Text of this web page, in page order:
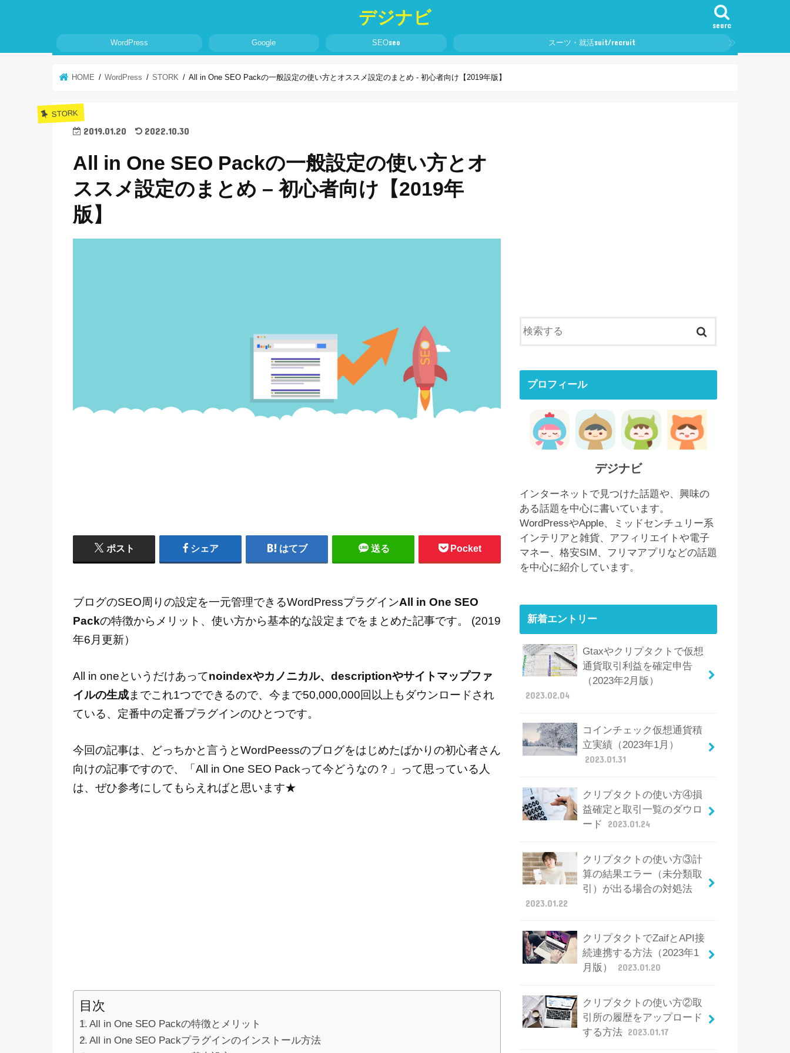
デジナビ
searc
h
WordPress Google SEOseo スーツ・就活suit/recruit
HOME WordPress STORK All in One SEO Packの一般設定の使い方とオススメ設定のまとめ - 初心者向け【2019年版】
STORK
2019.01.20 2022.10.30
All in One SEO Packの一般設定の使い方とオ
ススメ設定のまとめ – 初心者向け【2019年
版】
ポスト シェア はてブ 送る Pocket
ブログのSEO周りの設定を一元管理できるWordPressプラグインAll in One SEO
Packの特徴からメリット、使い方から基本的な設定までをまとめた記事です。 (2019
年6月更新）
All in oneというだけあってnoindexやカノニカル、descriptionやサイトマップファ
イルの生成までこれ1つでできるので、今まで50,000,000回以上もダウンロードされ
ている、定番中の定番プラグインのひとつです。
今回の記事は、どっちかと言うとWordPeessのブログをはじめたばかりの初心者さん
向けの記事ですので、「All in One SEO Packって今どうなの？」って思っている人
は、ぜひ参考にしてもらえればと思います★
目次
All in One SEO Packの特徴とメリット
All in One SEO Packプラグインのインストール方法
プロフィール
デジナビ
インターネットで見つけた話題や、興味の
ある話題を中心に書いています。
WordPressやApple、ミッドセンチュリー系
インテリアと雑貨、アフィリエイトや電子
マネー、格安SIM、フリマアプリなどの話題
を中心に紹介しています。
新着エントリー
Gtaxやクリプタクトで仮想
通貨取引利益を確定申告
（2023年2月版）
2023.02.04
コインチェック仮想通貨積
立実績（2023年1月）
2023.01.31
クリプタクトの使い方④損
益確定と取引一覧のダウロ
ード
2023.01.24
クリプタクトの使い方③計
算の結果エラー（未分類取
引）が出る場合の対処法
2023.01.22
クリプタクトでZaifとAPI接
続連携する方法（2023年1
月版）
2023.01.20
クリプタクトの使い方②取
引所の履歴をアップロード
する方法 2023.01.17